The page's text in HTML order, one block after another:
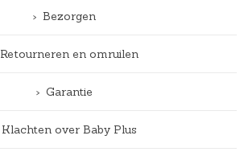
Bezorgen
Retourneren en omruilen
Garantie
Klachten over Baby Plus